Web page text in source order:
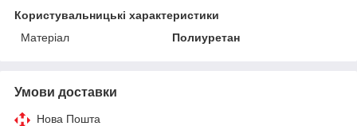
Користувальницькі характеристики
Матеріал
Полиуретан
Умови доставки
Нова Пошта